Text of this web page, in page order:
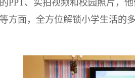
PPT、实拍视频和校园照片，
方面，全方位解锁小学生活的